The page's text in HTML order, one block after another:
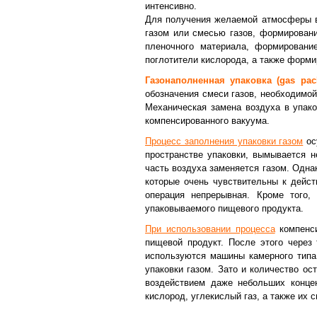
интенсивно.
Для получения желаемой атмосферы
газом или смесью газов,
пленочного материала,
поглотители кислорода, а также
Газонаполненная упаковка (gas
обозначения смеси газов,
Механическая замена воздуха в
компенсированного вакуума.
Процесс заполнения упаковки газом
пространстве упаковки, вымывается
часть воздуха заменяется газом.
которые очень чувствительны к
операция непрерывная. Кроме
упаковываемого пищевого продукта.
При использовании процесса
пищевой продукт. После этого
используются машины камерного
упаковки газом. Зато и количество
воздействием даже небольших
кислород, углекислый газ, а также их